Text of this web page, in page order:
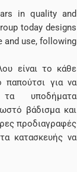
in quality and
today designs
and use, following
είναι το κάθε
παπούτσι για να
υποδήματα
βάδισμα και
προδιαγραφές
κατασκευής να